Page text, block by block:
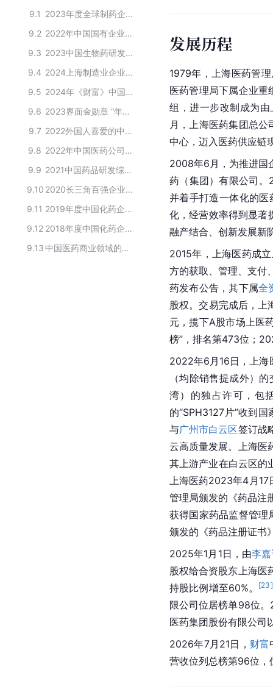
9.1
2023年度全球制药企业50强
9.2
2022年中国国有企业公司治理示范企业（地方基层企业）名单
9.3
2023中国生物药研发实力排行榜TOP50
9.4
2024上海制造业企业100强榜单
9.5
2024年《财富》中国 ESG 影响力榜（中国公司）
9.6
2023界面金勋章 “年度ESG实践案例”
9.7
2022外国人喜爱的中国品牌入选名单
9.8
2022年中国医药公司市值100强
9.9
2021中国药品研发综合实力排行榜TOP100
9.10
2020长三角百强企业榜单
9.11
2019年度中国化药企业百强榜单
9.12
2018年度中国化药企业百强排行榜
9.13
中国医药商业领域的上市公司
发展历程
1979年，上海医药管
医药管理局下属企业
组，进一步改制成为由
月，上海医药集团总
中心，迈入医药供应链
2008年6月，为推进国
药（集团）有限公司
并着手打造一体化的
化，经营效率得到显著
融产结合、创新发展新
2015年，上海医药成
方的获取、管理、支付
药发布公告，其下属全
股权。交易完成后，上
元，揽下A股市场上医
榜”，排名第473位；
2022年6月16日，上海
（均除销售提成外）
湾）的独占许可，包
的“SPH3127片”收到
与广州市白云区签订战
云高质量发展。上海医
其上游产业在白云区的
上海医药2023年4月
管理局颁发的《药品注
获得国家药品监督管理
颁发的《药品注册证书
2025年1月1日，由李
股权给合资股东上海医
持股比例增至60%。
[23]
限公司位居榜单98位
医药集团股份有限公司
2026年7月21日， 财富
营收位列总榜第96位，